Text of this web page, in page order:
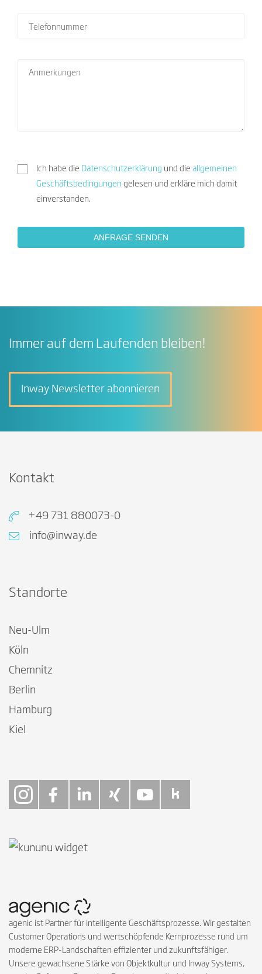
Ich habe die Datenschutzerklärung und die allgemeinen
Geschäftsbedingungen gelesen und erkläre mich damit
einverstanden.
Immer auf dem Laufenden bleiben!
Inway Newsletter abonnieren
Kontakt
+49 731 880073-0
info@inway.de
Standorte
Neu-Ulm
Köln
Chemnitz
Berlin
Hamburg
Kiel
agenic ist Partner für intelligente Geschäftsprozesse. Wir gestalten
Customer Operations und wertschöpfende Kernprozesse rund um
moderne ERP-Landschaften effizienter und zukunftsfähiger.
Unsere gewachsene Stärke von Objektkultur und Inway Systems,